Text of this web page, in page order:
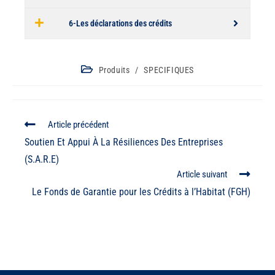
6-Les déclarations des crédits
Produits / SPECIFIQUES
Article précédent
Soutien Et Appui À La Résiliences Des Entreprises
(S.A.R.E)
Article suivant
Le Fonds de Garantie pour les Crédits à l’Habitat (FGH)